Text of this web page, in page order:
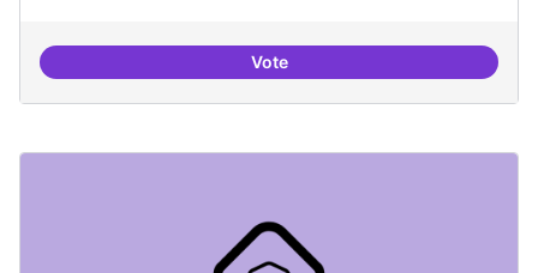
VoteCanòdrom com a refugi en cas